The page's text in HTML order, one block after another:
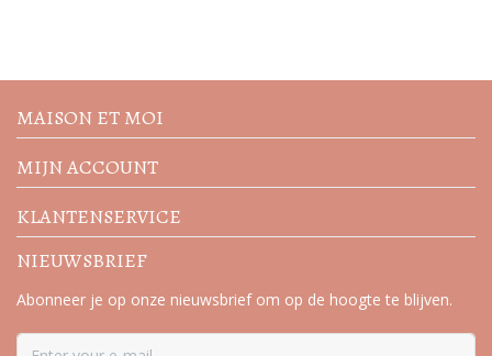
acties
MAISON ET MOI
MIJN ACCOUNT
KLANTENSERVICE
NIEUWSBRIEF
Abonneer je op onze nieuwsbrief om op de hoogte te blijven.